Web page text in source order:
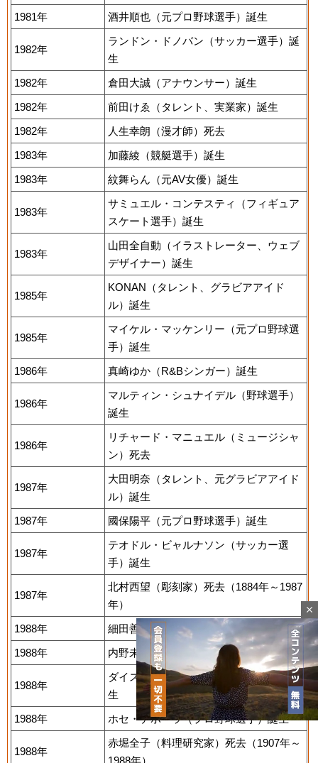
1981年
酒井順也（元プロ野球選手）誕生
1982年
ランドン・ドノバン（サッカー選手）誕
生
1982年
倉田大誠（アナウンサー）誕生
1982年
前田けゑ（タレント、実業家）誕生
1982年
人生幸朗（漫才師）死去
1983年
加藤綾（競艇選手）誕生
1983年
紋舞らん（元AV女優）誕生
1983年
サミュエル・コンテスティ（フィギュア
スケート選手）誕生
1983年
山田全自動（イラストレーター、ウェブ
デザイナー）誕生
1985年
KONAN（タレント、グラビアアイド
ル）誕生
1985年
マイケル・マッケンリー（元プロ野球選
手）誕生
1986年
真崎ゆか（R&Bシンガー）誕生
1986年
マルティン・シュナイデル（野球選手）
誕生
1986年
リチャード・マニュエル（ミュージシャ
ン）死去
1987年
大田明奈（タレント、元グラビアアイド
ル）誕生
1987年
國保陽平（元プロ野球選手）誕生
1987年
テオドル・ビャルナソン（サッカー選
手）誕生
1987年
北村西望（彫刻家）死去（1884年～1987
年）
1988年
細田善彦（俳優）誕生
1988年
内野未来（元グラビアアイドル）誕生
1988年
ダイスケ（シンガーソングライター）誕
生
1988年
ホセ・デポーラ（プロ野球選手）誕生
1988年
赤堀全子（料理研究家）死去（1907年～
1988年）
close